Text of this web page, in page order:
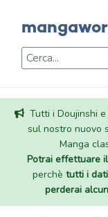
Tutti i Doujinshi
sul nostro nuovo
Manga
Potrai effettuare il
perchè tutti i
perderai